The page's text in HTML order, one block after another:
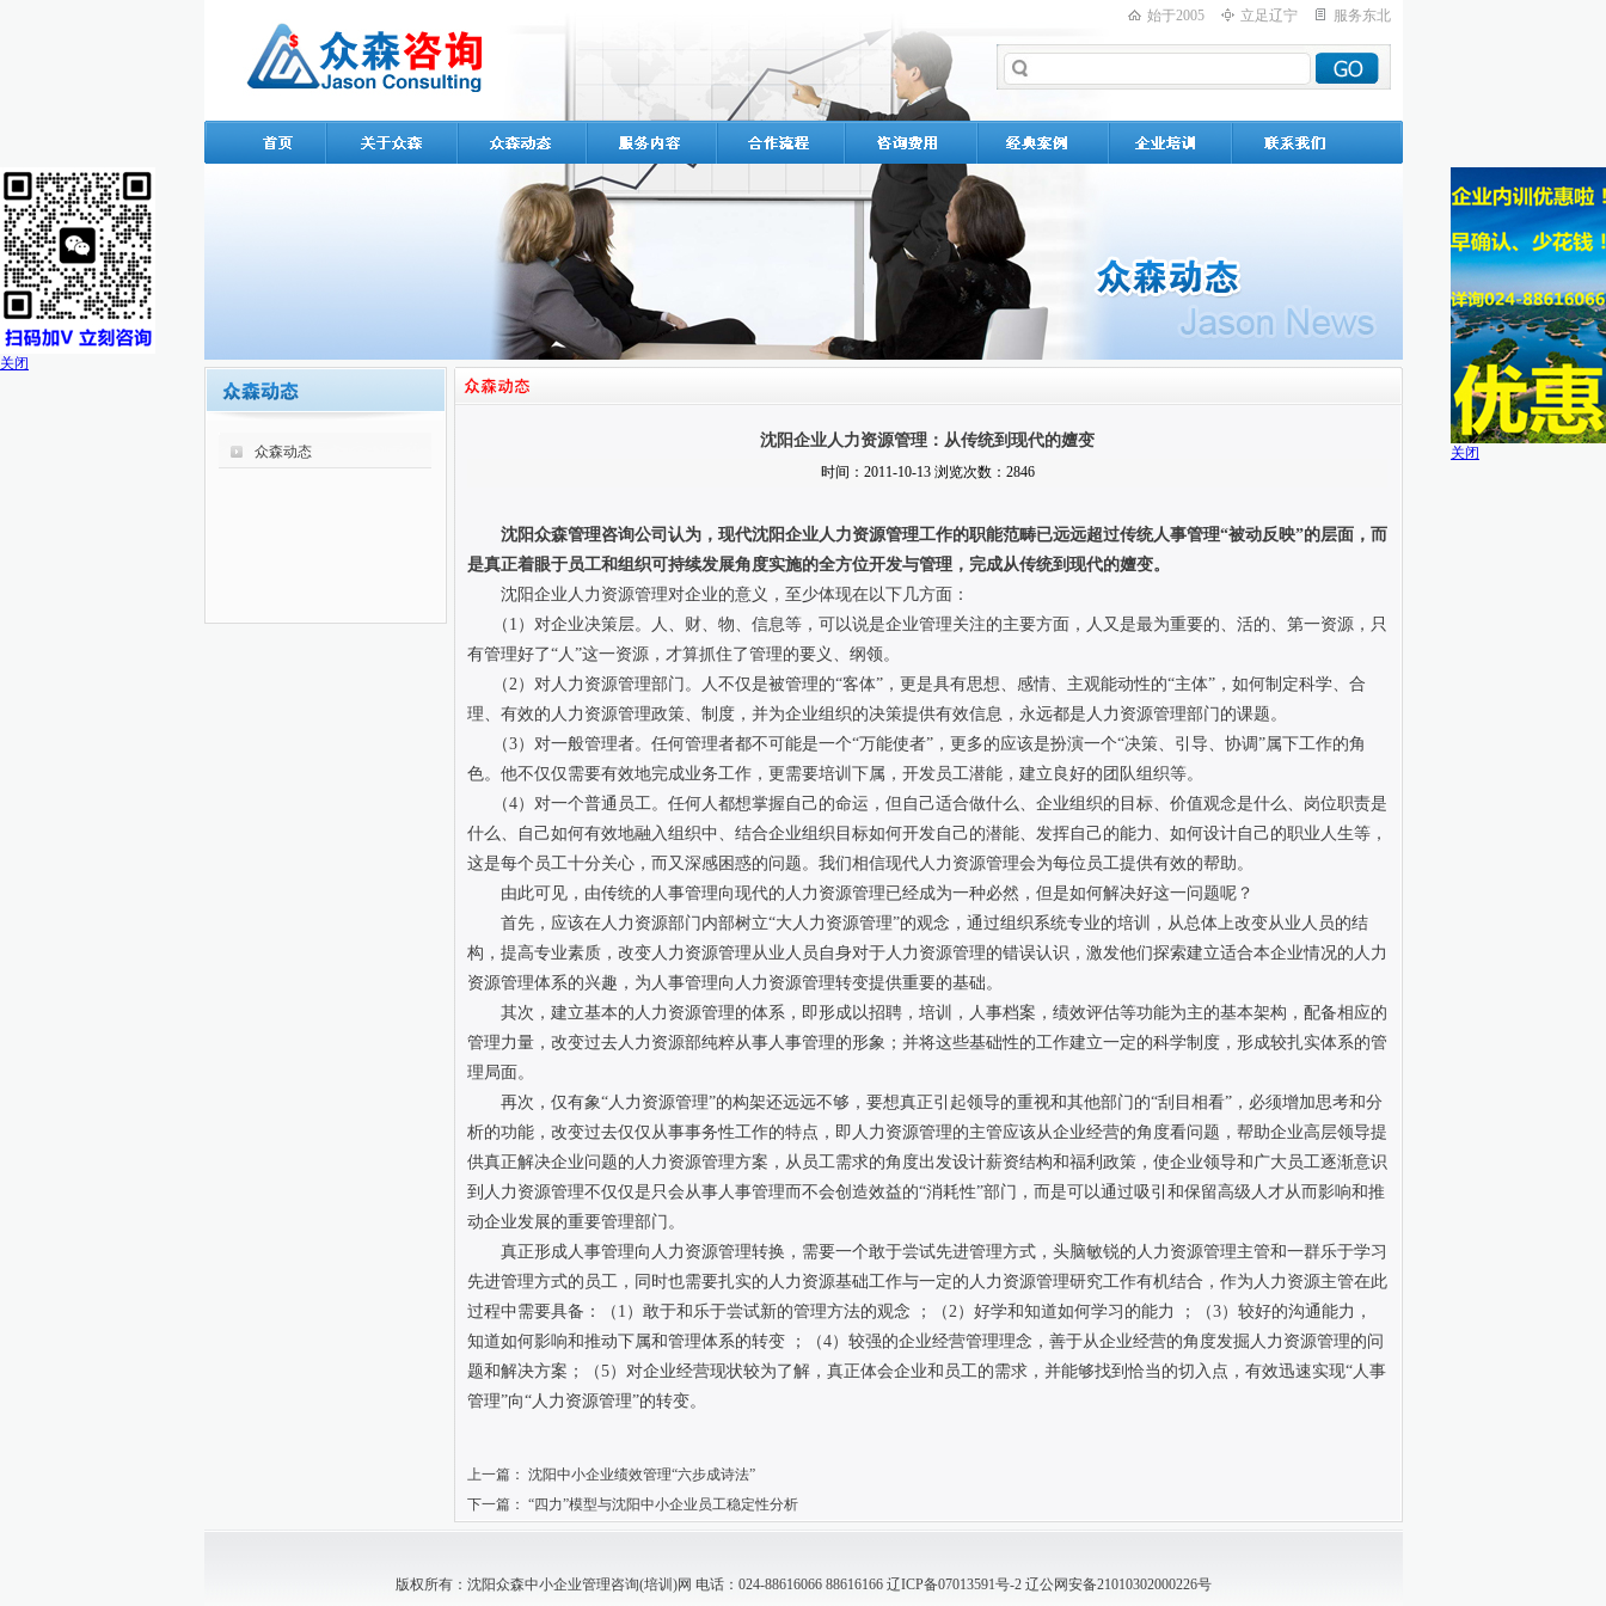
始于2005 立足辽宁 服务东北
众森动态
沈阳企业人力资源管理：从传统到现代的嬗变
时间：2011-10-13 浏览次数：2846
沈阳众森管理咨询公司认为，现代沈阳企业人力资源管理工作的职能范畴已远远超过传统人事管理“被动反映”的层面，而
是真正着眼于员工和组织可持续发展角度实施的全方位开发与管理，完成从传统到现代的嬗变。
沈阳企业人力资源管理对企业的意义，至少体现在以下几方面：
（1）对企业决策层。人、财、物、信息等，可以说是企业管理关注的主要方面，人又是最为重要的、活的、第一资源，只
有管理好了“人”这一资源，才算抓住了管理的要义、纲领。
（2）对人力资源管理部门。人不仅是被管理的“客体”，更是具有思想、感情、主观能动性的“主体”，如何制定科学、合
理、有效的人力资源管理政策、制度，并为企业组织的决策提供有效信息，永远都是人力资源管理部门的课题。
（3）对一般管理者。任何管理者都不可能是一个“万能使者”，更多的应该是扮演一个“决策、引导、协调”属下工作的角
色。他不仅仅需要有效地完成业务工作，更需要培训下属，开发员工潜能，建立良好的团队组织等。
（4）对一个普通员工。任何人都想掌握自己的命运，但自己适合做什么、企业组织的目标、价值观念是什么、岗位职责是
什么、自己如何有效地融入组织中、结合企业组织目标如何开发自己的潜能、发挥自己的能力、如何设计自己的职业人生等，
这是每个员工十分关心，而又深感困惑的问题。我们相信现代人力资源管理会为每位员工提供有效的帮助。
由此可见，由传统的人事管理向现代的人力资源管理已经成为一种必然，但是如何解决好这一问题呢？
首先，应该在人力资源部门内部树立“大人力资源管理”的观念，通过组织系统专业的培训，从总体上改变从业人员的结
构，提高专业素质，改变人力资源管理从业人员自身对于人力资源管理的错误认识，激发他们探索建立适合本企业情况的人力
资源管理体系的兴趣，为人事管理向人力资源管理转变提供重要的基础。
其次，建立基本的人力资源管理的体系，即形成以招聘，培训，人事档案，绩效评估等功能为主的基本架构，配备相应的
管理力量，改变过去人力资源部纯粹从事人事管理的形象；并将这些基础性的工作建立一定的科学制度，形成较扎实体系的管
理局面。
再次，仅有象“人力资源管理”的构架还远远不够，要想真正引起领导的重视和其他部门的“刮目相看”，必须增加思考和分
析的功能，改变过去仅仅从事事务性工作的特点，即人力资源管理的主管应该从企业经营的角度看问题，帮助企业高层领导提
供真正解决企业问题的人力资源管理方案，从员工需求的角度出发设计薪资结构和福利政策，使企业领导和广大员工逐渐意识
到人力资源管理不仅仅是只会从事人事管理而不会创造效益的“消耗性”部门，而是可以通过吸引和保留高级人才从而影响和推
动企业发展的重要管理部门。
真正形成人事管理向人力资源管理转换，需要一个敢于尝试先进管理方式，头脑敏锐的人力资源管理主管和一群乐于学习
先进管理方式的员工，同时也需要扎实的人力资源基础工作与一定的人力资源管理研究工作有机结合，作为人力资源主管在此
过程中需要具备：（1）敢于和乐于尝试新的管理方法的观念 ；（2）好学和知道如何学习的能力 ；（3）较好的沟通能力，
知道如何影响和推动下属和管理体系的转变 ；（4）较强的企业经营管理理念，善于从企业经营的角度发掘人力资源管理的问
题和解决方案；（5）对企业经营现状较为了解，真正体会企业和员工的需求，并能够找到恰当的切入点，有效迅速实现“人事
管理”向“人力资源管理”的转变。
上一篇： 沈阳中小企业绩效管理“六步成诗法”
下一篇： “四力”模型与沈阳中小企业员工稳定性分析
版权所有：沈阳众森中小企业管理咨询(培训)网 电话：024-88616066 88616166 辽ICP备07013591号-2辽公网安备21010302000226号
关闭
关闭